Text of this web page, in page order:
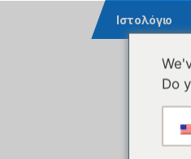
Κοινότητα Ιστολόγιο
Do